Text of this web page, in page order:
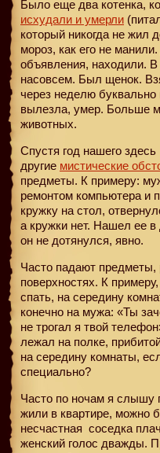
Было еще два котенка,
исхудали и умерли
который никогда не жил
мороз, как его не
объявления, находили. В
насовсем. Был щенок.
через неделю
вылезла, умер. Больше
животных.
Спустя год нашего здесь
другие мистические
предметы. К примеру:
ремонтом компьютера и
кружку на стол,
а кружки нет. Нашел ее
он не дотянулся, явно.
Часто падают
поверхностях. К
спать, на середину
конечно на мужа: «Ты
не трогал я твой
лежал на полке,
на середину комнаты,
специально?
Часто по ночам я
жили в квартире, можно
несчастная соседка
женский голос дважды.